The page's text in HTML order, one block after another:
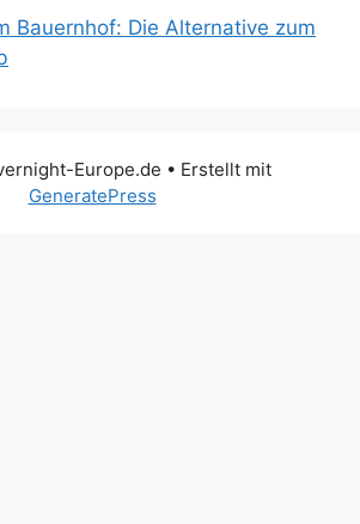
Bauernhof: Die Alternative zum
Europe.de • Erstellt mit
GeneratePress